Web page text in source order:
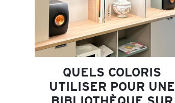
QUELS COLORIS
UTILISER POUR UNE